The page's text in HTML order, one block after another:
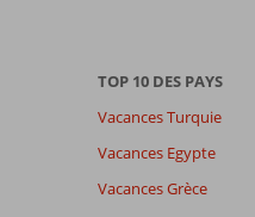
avis.
Note totale
Basé sur:
8,9
TOP 10 DES PAYS
Vacances Turquie
Vacances Egypte
Vacances Grèce